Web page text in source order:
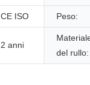
CE ISO Peso:
2 anni
del rullo: